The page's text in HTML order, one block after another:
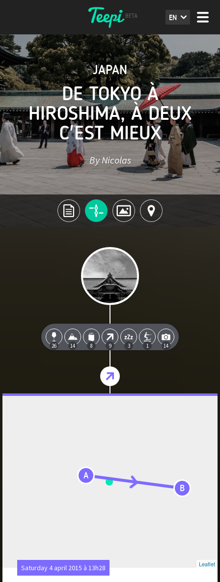
EN
JAPAN
DE TOKYO À
HIROSHIMA, À DEUX
C'EST MIEUX
By Nicolas
26 14 8 9 3 1 14
A
B
Leaflet
Saturday 4 april 2015 à 13h28